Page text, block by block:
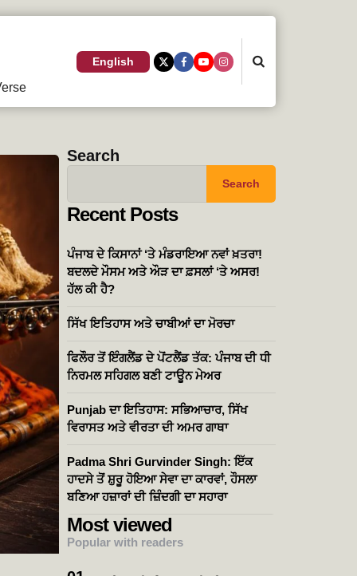
English
Search
Search
Recent Posts
ਪੰਜਾਬ ਦੇ ਕਿਸਾਨਾਂ ‘ਤੇ ਮੰਡਰਾਇਆ ਨਵਾਂ ਖ਼ਤਰਾ!
ਬਦਲਦੇ ਮੌਸਮ ਅਤੇ ਔੜ ਦਾ ਫ਼ਸਲਾਂ ‘ਤੇ ਅਸਰ!
ਹੱਲ ਕੀ ਹੈ?
ਸਿੱਖ ਇਤਿਹਾਸ ਅਤੇ ਚਾਬੀਆਂ ਦਾ ਮੋਰਚਾ
ਫਿਲੌਰ ਤੋਂ ਇੰਗਲੈਂਡ ਦੇ ਪੋਂਟਲੈਂਡ ਤੱਕ: ਪੰਜਾਬ ਦੀ ਧੀ
ਨਿਰਮਲ ਸਹਿਗਲ ਬਣੀ ਟਾਊਨ ਮੇਅਰ
Punjab ਦਾ ਇਤਿਹਾਸ: ਸਭਿਆਚਾਰ, ਸਿੱਖ
ਵਿਰਾਸਤ ਅਤੇ ਵੀਰਤਾ ਦੀ ਅਮਰ ਗਾਥਾ
Padma Shri Gurvinder Singh: ਇੱਕ
ਹਾਦਸੇ ਤੋਂ ਸ਼ੁਰੂ ਹੋਇਆ ਸੇਵਾ ਦਾ ਕਾਰਵਾਂ, ਹੌਸਲਾ
ਬਣਿਆ ਹਜ਼ਾਰਾਂ ਦੀ ਜ਼ਿੰਦਗੀ ਦਾ ਸਹਾਰਾ
Most viewed
Popular with readers